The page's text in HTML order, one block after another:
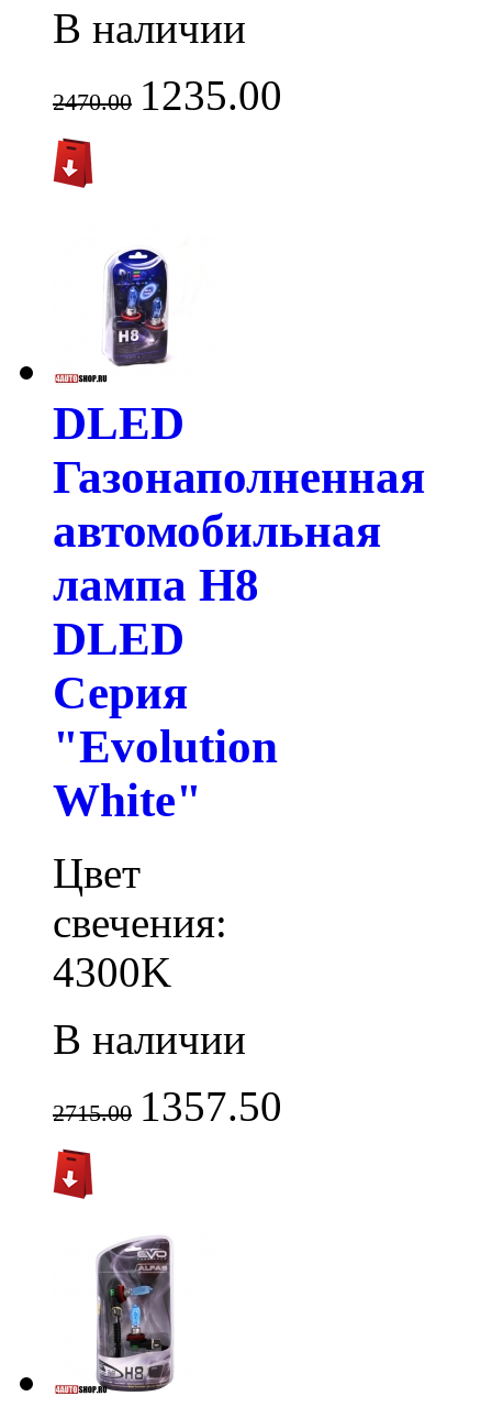
В наличии
2470.00 1235.00
DLED
Газонаполненная
автомобильная
лампа H8
DLED
Серия
"Evolution
White"
Цвет
свечения:
4300K
В наличии
2715.00 1357.50